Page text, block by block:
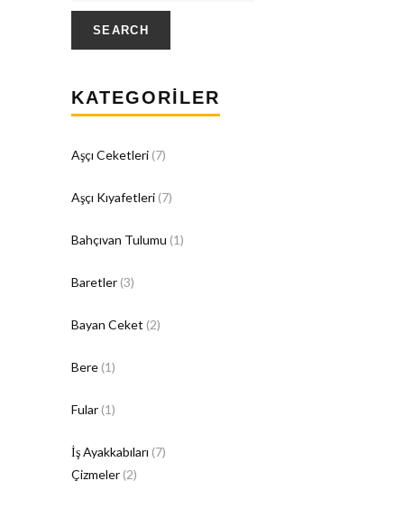
SEARCH
KATEGORILER
Aşçı Ceketleri (7)
Aşçı Kıyafetleri (7)
Bahçıvan Tulumu (1)
Baretler (3)
Bayan Ceket (2)
Bere (1)
Fular (1)
İş Ayakkabıları (7)
Çizmeler (2)